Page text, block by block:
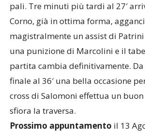
pali. Tre minuti più tardi al 27′
Corno, già in ottima forma,
magistralmente un assist di
una punizione di Marcolini e il
partita cambia definitivamente.
finale al 36′ una bella occasione
cross di Salomoni effettua un
sfiora la traversa.
Prossimo appuntamento il 13